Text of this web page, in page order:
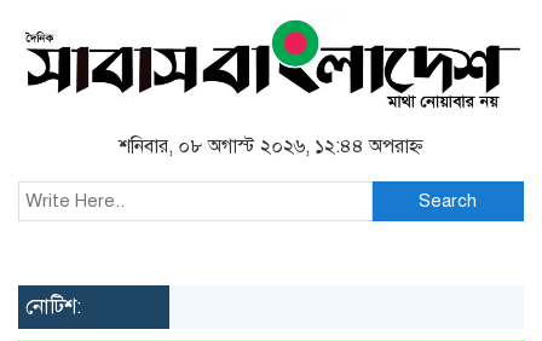
শনিবার, ০৮ অগাস্ট ২০২৬, ১২:৪৪ অপরাহ্ন
Search
নোটিশ: